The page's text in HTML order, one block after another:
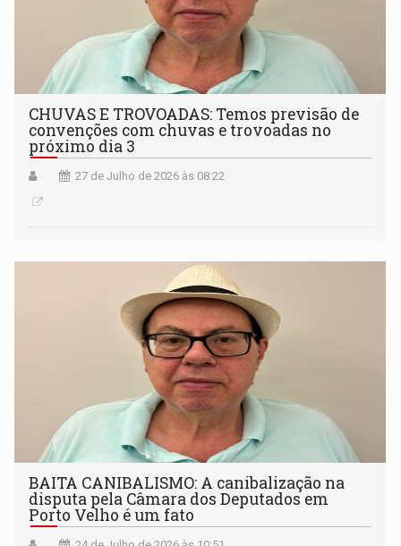
CHUVAS E TROVOADAS: Temos previsão de
convenções com chuvas e trovoadas no
próximo dia 3
27 de Julho de 2026 às 08:22
BAITA CANIBALISMO: A canibalização na
disputa pela Câmara dos Deputados em
Porto Velho é um fato